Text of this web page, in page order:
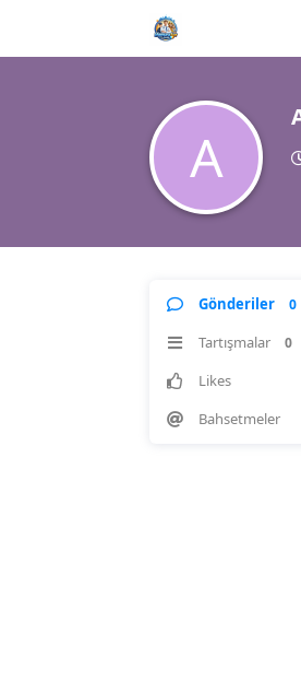
A
Gönderiler 0
Tartışmalar 0
Likes
Bahsetmeler